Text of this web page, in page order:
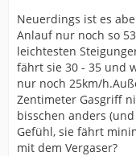
Neuerdings ist es
Anlauf nur noch so
leichtesten
fährt sie 30 - 35 und
nur noch 25km/
Zentimeter Gasgriff
bisschen anders
Gefühl, sie fährt
mit dem Vergaser?